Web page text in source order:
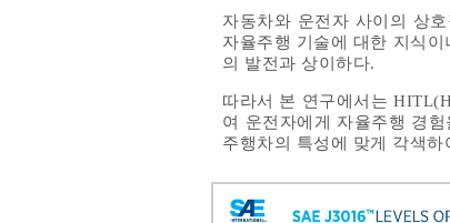
자동차와 운전자 사이의 상
자율주행 기술에 대한 지식
의 발전과 상이하다.
따라서 본 연구에서는
여 운전자에게 자율주행 경
주행차의 특성에 맞게 각색